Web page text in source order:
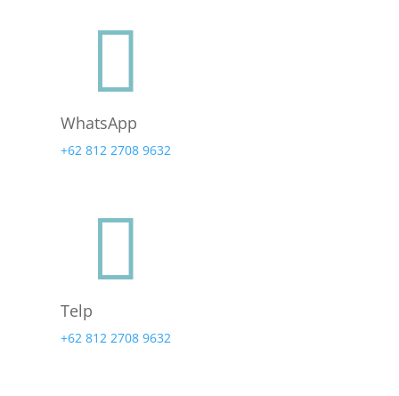

WhatsApp
+62 812 2708 9632

Telp
+62 812 2708 9632